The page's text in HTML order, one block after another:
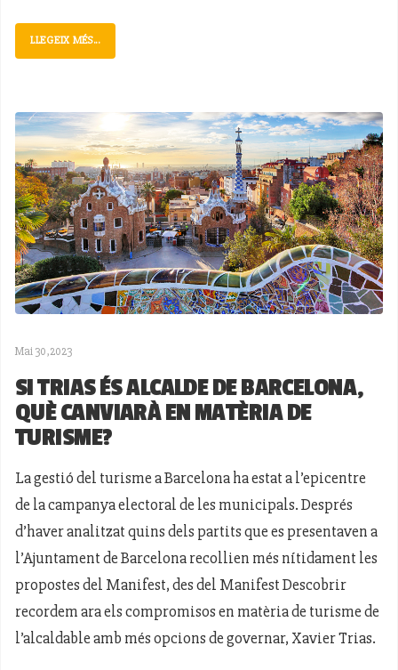
LLEGEIX MÉS...
Mai 30,2023
SI TRIAS ÉS ALCALDE DE BARCELONA,
QUÈ CANVIARÀ EN MATÈRIA DE
TURISME?
La gestió del turisme a Barcelona ha estat a l’epicentre
de la campanya electoral de les municipals. Després
d’haver analitzat quins dels partits que es presentaven a
l’Ajuntament de Barcelona recollien més nítidament les
propostes del Manifest, des del Manifest Descobrir
recordem ara els compromisos en matèria de turisme de
l’alcaldable amb més opcions de governar, Xavier Trias.